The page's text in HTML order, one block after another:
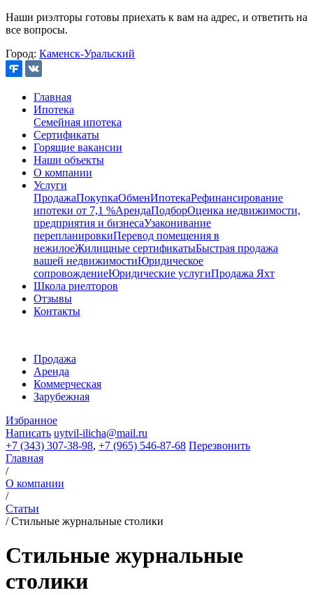
Наши риэлторы готовы приехать к вам на адрес, и ответить на
все вопросы.
Город: Каменск-Уральский
Главная
Ипотека
Семейная ипотека
Сертификаты
Горящие вакансии
Наши объекты
О компании
Услуги
ПродажаПокупкаОбменИпотекаРефинансирование
ипотеки от 7,1 %АрендаПодборОценка недвижимости,
предприятия и бизнесаУзаконивание
перепланировкиПеревод помещения в
нежилоеЖилищные сертификатыБыстрая продажа
вашей недвижимостиЮридическое
сопровождениеЮридические услугиПродажа Яхт
Школа риелторов
Отзывы
Контакты
Продажа
Аренда
Коммерческая
Зарубежная
Избранное
Написать uytvil-ilicha@mail.ru
+7 (343) 307-38-98, +7 (965) 546-87-68 Перезвонить
Главная
/
О компании
/
Статьи
/Стильные журнальные столики
Стильные журнальные
столики